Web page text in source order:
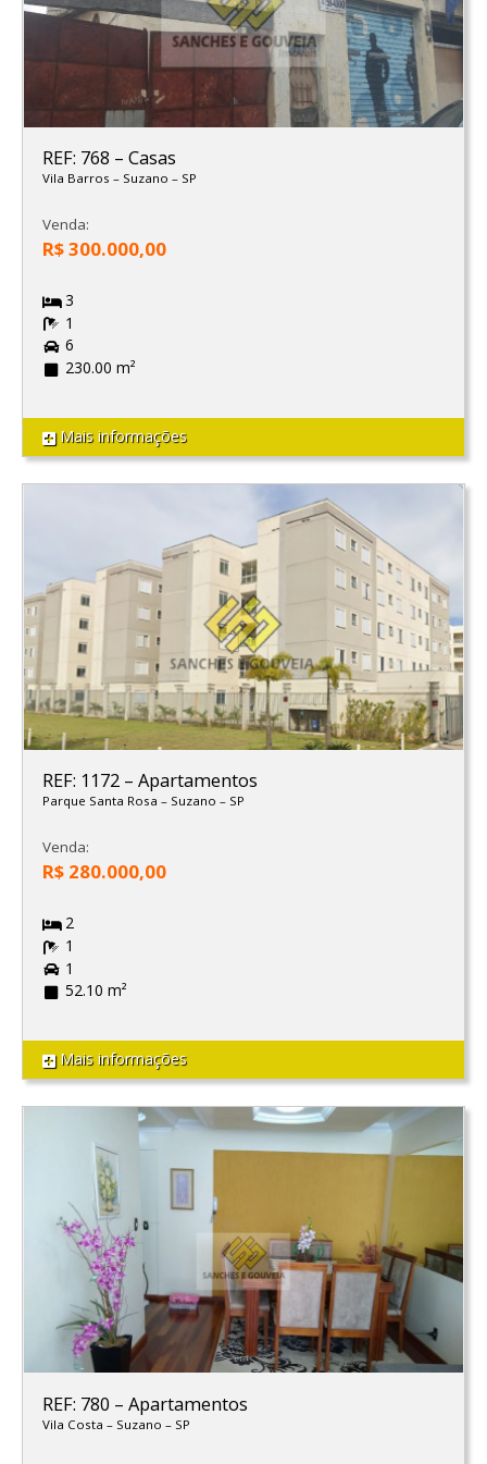
REF: 768 – Casas
Vila Barros – Suzano – SP
Venda:
R$ 300.000,00
3
1
6
230.00 m²
Mais informações
REF: 1172 – Apartamentos
Parque Santa Rosa – Suzano – SP
Venda:
R$ 280.000,00
2
1
1
52.10 m²
Mais informações
REF: 780 – Apartamentos
Vila Costa – Suzano – SP